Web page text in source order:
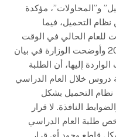
و”المحاولات”، مؤكدة
التحميل، فيما
للعام الحالي في الوقت
الراهن. نظام التحميل لعام 2024-2025 وأوضحت الوزارة في بيان
إليها، أن الطلبة
دروس خلال العام الدراسي
من نظام التحميل بشكل
النافذة. لا قرار
طلبة العام الدراسي